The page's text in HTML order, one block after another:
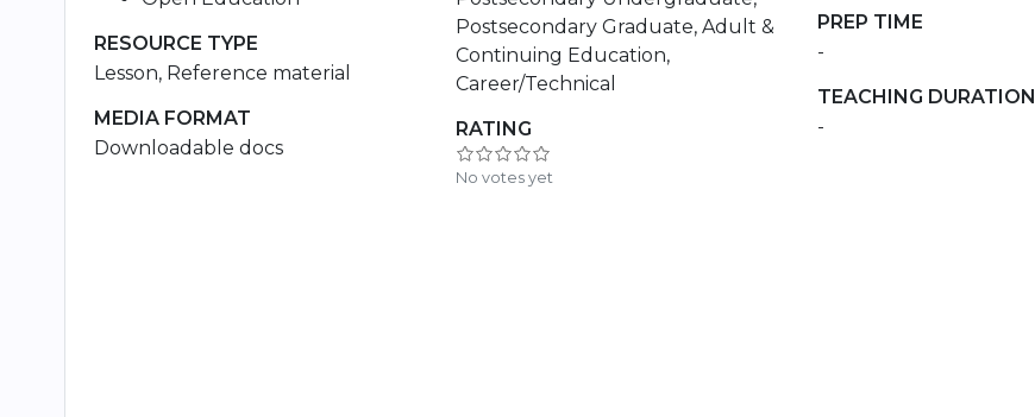
RESOURCE TYPE
Lesson, Reference material
MEDIA FORMAT
Downloadable docs
Postsecondary Graduate, Adult &
Continuing Education,
Career/Technical
RATING
No votes yet
PREP TIME
-
TEACHING DURATION
-